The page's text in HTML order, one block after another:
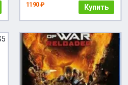
1190 ₽ Купить